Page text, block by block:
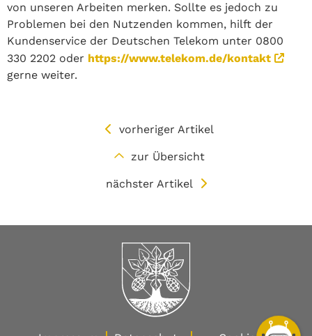
von unseren Arbeiten merken. Sollte es jedoch zu
Problemen bei den Nutzenden kommen, hilft der
Kundenservice der Deutschen Telekom unter 0800
330 2202 oder https://www.telekom.de/kontakt
gerne weiter.
vorheriger Artikel
zur Übersicht
nächster Artikel